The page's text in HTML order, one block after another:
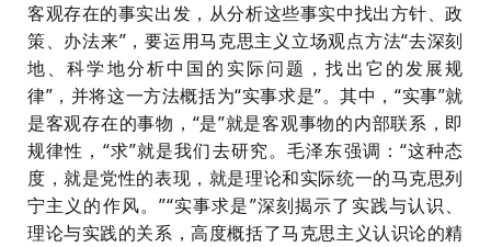
客观存在的事实出发，从分析这些事实中找出方针、政
策、办法来”，要运用马克思主义立场观点方法“去深刻
地、科学地分析中国的实际问题，找出它的发展规
律”，并将这一方法概括为“实事求是”。其中，“实事”就
是客观存在的事物，“是”就是客观事物的内部联系，即
规律性，“求”就是我们去研究。毛泽东强调：“这种态
度，就是党性的表现，就是理论和实际统一的马克思列
宁主义的作风。”“实事求是”深刻揭示了实践与认识、
理论与实践的关系，高度概括了马克思主义认识论的精